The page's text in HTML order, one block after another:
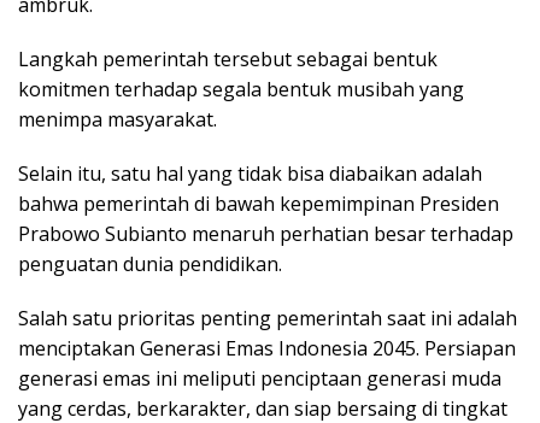
Langkah pemerintah tersebut sebagai bentuk
komitmen terhadap segala bentuk musibah yang
menimpa masyarakat.
Selain itu, satu hal yang tidak bisa diabaikan adalah
bahwa pemerintah di bawah kepemimpinan Presiden
Prabowo Subianto menaruh perhatian besar terhadap
penguatan dunia pendidikan.
Salah satu prioritas penting pemerintah saat ini adalah
menciptakan Generasi Emas Indonesia 2045. Persiapan
generasi emas ini meliputi penciptaan generasi muda
yang cerdas, berkarakter, dan siap bersaing di tingkat